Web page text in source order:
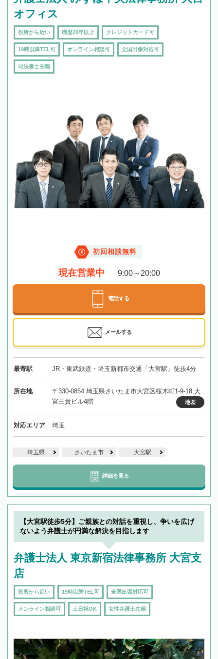
オフィス
役所から近い 職歴20年以上 クレジットカード可
19時以降TEL可 オンライン相談可 全国出張対応可
司法書士在籍
初回相談無料
現在営業中 9:00～20:00
電話する
メールする
最寄駅 JR・東武鉄道・埼玉新都市交通「大宮駅」徒歩4分
所在地
〒330-0854 埼玉県さいたま市大宮区桜木町1-9-18 大
宮三貴ビル4階
地図
対応エリア 埼玉
埼玉県 さいたま市 大宮駅
詳細を見る
【大宮駅徒歩5分】ご親族との対話を重視し、争いを広げ
ないよう弁護士が円満な解決を目指します
弁護士法人 東京新宿法律事務所 大宮支
店
役所から近い 19時以降TEL可 全国出張対応可
オンライン相談可 土日祝OK 女性弁護士在籍